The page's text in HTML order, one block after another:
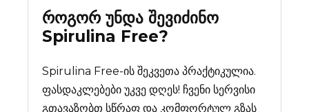
როგორ უნდა შევიძინო
Spirulina Free?
Spirulina Free-ის შეკვეთა პრაქტიკულია.
ფასდაკლებები უკვე დღეს! ჩვენი სერვისი
გთავაზობთ სწრაფ და კომფორტულ გზას